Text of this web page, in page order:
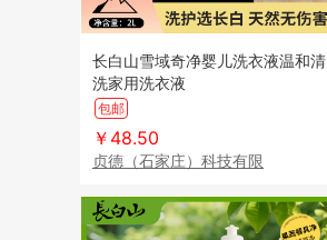
长白山雪域奇净婴儿洗衣液温和清
洗家用洗衣液
包邮
￥48.50
贞德（石家庄）科技有限